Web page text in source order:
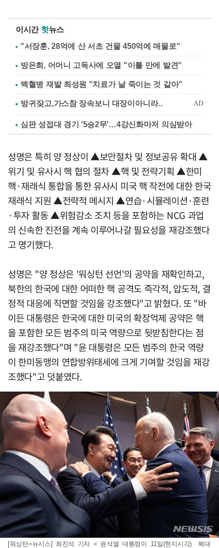
이시간 핫뉴스
"서장훈, 28억에 산 서초 건물 450억에 매물로"
방은희, 어머니 고독사에 오열 "이틀 만에 발견"
백혈병 재발 최성원 "치료가 날 죽이는 것 같아"
심판 성접대 경기 '5승2무'…4강신화마저 의심받아
성명은 특히 양 정상이 ▲보안절차 및 정보공유 확대 ▲
위기 및 유사시 핵 협의 절차 ▲핵 및 전략기획 ▲한미
핵·재래식 통합을 통한 유사시 미국 핵 작전에 대한 한국
재래식 지원 ▲전략적 메시지 ▲연습·시뮬레이션·훈련
·투자 활동 ▲위험감소 조치 등을 포함하는 NCG 과업
의 신속한 진전을 계속 이루어나갈 필요성을 재강조했다
고 명기했다.
성명은 "양 정상은 '워싱턴 선언'의 공약을 재확인하고,
북한의 한국에 대한 어떠한 핵 공격도 즉각적, 압도적, 결
정적 대응에 직면할 것임을 강조했다"고 밝혔다. 또 "바
이든 대통령은 한국에 대한 미국의 확장억제 공약은 핵
을 포함한 모든 범주의 미국 역량으로 뒷받침한다는 점
을 재강조했다"며 "윤 대통령은 모든 범주의 한국 역량
이 한미동맹의 연합방위태세에 크게 기여할 것임을 재강
조했다"고 덧붙였다.
[워싱턴=뉴시스] 최진석 기자 = 윤석열 대통령이 11일(현지시각) 북대